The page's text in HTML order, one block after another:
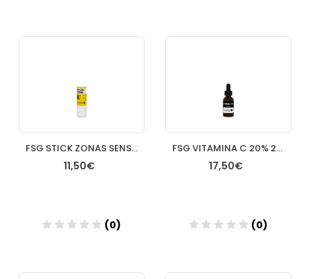
FSG STICK ZONAS SENSIBLES SPF 50+ 10GR
11,50€
(0)
FSG VITAMINA C 20% 20ML
17,50€
(0)